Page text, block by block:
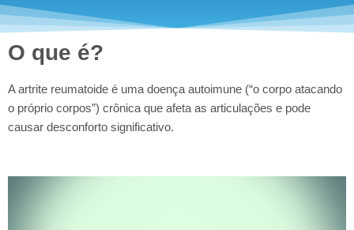
O que é?
A artrite reumatoide é uma doença autoimune (“o corpo atacando
o próprio corpos”) crônica que afeta as articulações e pode
causar desconforto significativo.